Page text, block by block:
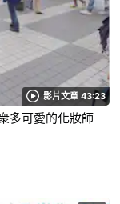
影片文章 43:23
多可愛的化妝師